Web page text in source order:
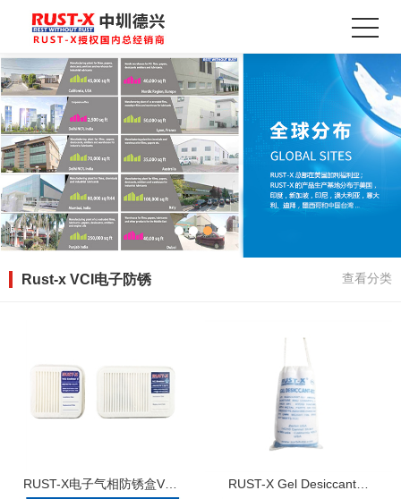
Rust-x VCI电子防锈 查看分类
RUST-X Gel Desiccant…